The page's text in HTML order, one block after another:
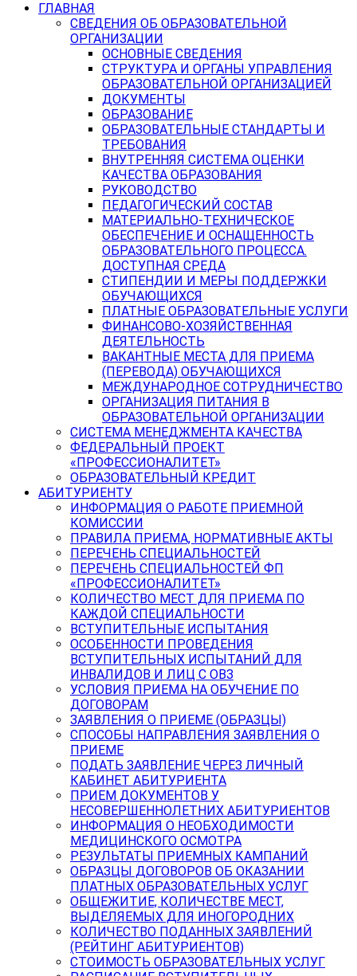
ГЛАВНАЯ
СВЕДЕНИЯ ОБ ОБРАЗОВАТЕЛЬНОЙ
ОРГАНИЗАЦИИ
ОСНОВНЫЕ СВЕДЕНИЯ
СТРУКТУРА И ОРГАНЫ УПРАВЛЕНИЯ
ОБРАЗОВАТЕЛЬНОЙ ОРГАНИЗАЦИЕЙ
ДОКУМЕНТЫ
ОБРАЗОВАНИЕ
ОБРАЗОВАТЕЛЬНЫЕ СТАНДАРТЫ И
ТРЕБОВАНИЯ
ВНУТРЕННЯЯ СИСТЕМА ОЦЕНКИ
КАЧЕСТВА ОБРАЗОВАНИЯ
РУКОВОДСТВО
ПЕДАГОГИЧЕСКИЙ СОСТАВ
МАТЕРИАЛЬНО-ТЕХНИЧЕСКОЕ
ОБЕСПЕЧЕНИЕ И ОСНАЩЕННОСТЬ
ОБРАЗОВАТЕЛЬНОГО ПРОЦЕССА.
ДОСТУПНАЯ СРЕДА
СТИПЕНДИИ И МЕРЫ ПОДДЕРЖКИ
ОБУЧАЮЩИХСЯ
ПЛАТНЫЕ ОБРАЗОВАТЕЛЬНЫЕ УСЛУГИ
ФИНАНСОВО-ХОЗЯЙСТВЕННАЯ
ДЕЯТЕЛЬНОСТЬ
ВАКАНТНЫЕ МЕСТА ДЛЯ ПРИЕМА
(ПЕРЕВОДА) ОБУЧАЮЩИХСЯ
МЕЖДУНАРОДНОЕ СОТРУДНИЧЕСТВО
ОРГАНИЗАЦИЯ ПИТАНИЯ В
ОБРАЗОВАТЕЛЬНОЙ ОРГАНИЗАЦИИ
СИСТЕМА МЕНЕДЖМЕНТА КАЧЕСТВА
ФЕДЕРАЛЬНЫЙ ПРОЕКТ
«ПРОФЕССИОНАЛИТЕТ»
ОБРАЗОВАТЕЛЬНЫЙ КРЕДИТ
АБИТУРИЕНТУ
ИНФОРМАЦИЯ О РАБОТЕ ПРИЕМНОЙ
КОМИССИИ
ПРАВИЛА ПРИЕМА, НОРМАТИВНЫЕ АКТЫ
ПЕРЕЧЕНЬ СПЕЦИАЛЬНОСТЕЙ
ПЕРЕЧЕНЬ СПЕЦИАЛЬНОСТЕЙ ФП
«ПРОФЕССИОНАЛИТЕТ»
КОЛИЧЕСТВО МЕСТ ДЛЯ ПРИЕМА ПО
КАЖДОЙ СПЕЦИАЛЬНОСТИ
ВСТУПИТЕЛЬНЫЕ ИСПЫТАНИЯ
ОСОБЕННОСТИ ПРОВЕДЕНИЯ
ВСТУПИТЕЛЬНЫХ ИСПЫТАНИЙ ДЛЯ
ИНВАЛИДОВ И ЛИЦ С ОВЗ
УСЛОВИЯ ПРИЕМА НА ОБУЧЕНИЕ ПО
ДОГОВОРАМ
ЗАЯВЛЕНИЯ О ПРИЕМЕ (ОБРАЗЦЫ)
СПОСОБЫ НАПРАВЛЕНИЯ ЗАЯВЛЕНИЯ О
ПРИЕМЕ
ПОДАТЬ ЗАЯВЛЕНИЕ ЧЕРЕЗ ЛИЧНЫЙ
КАБИНЕТ АБИТУРИЕНТА
ПРИЕМ ДОКУМЕНТОВ У
НЕСОВЕРШЕННОЛЕТНИХ АБИТУРИЕНТОВ
ИНФОРМАЦИЯ О НЕОБХОДИМОСТИ
МЕДИЦИНСКОГО ОСМОТРА
РЕЗУЛЬТАТЫ ПРИЕМНЫХ КАМПАНИЙ
ОБРАЗЦЫ ДОГОВОРОВ ОБ ОКАЗАНИИ
ПЛАТНЫХ ОБРАЗОВАТЕЛЬНЫХ УСЛУГ
ОБЩЕЖИТИЕ, КОЛИЧЕСТВЕ МЕСТ,
ВЫДЕЛЯЕМЫХ ДЛЯ ИНОГОРОДНИХ
КОЛИЧЕСТВО ПОДАННЫХ ЗАЯВЛЕНИЙ
(РЕЙТИНГ АБИТУРИЕНТОВ)
СТОИМОСТЬ ОБРАЗОВАТЕЛЬНЫХ УСЛУГ